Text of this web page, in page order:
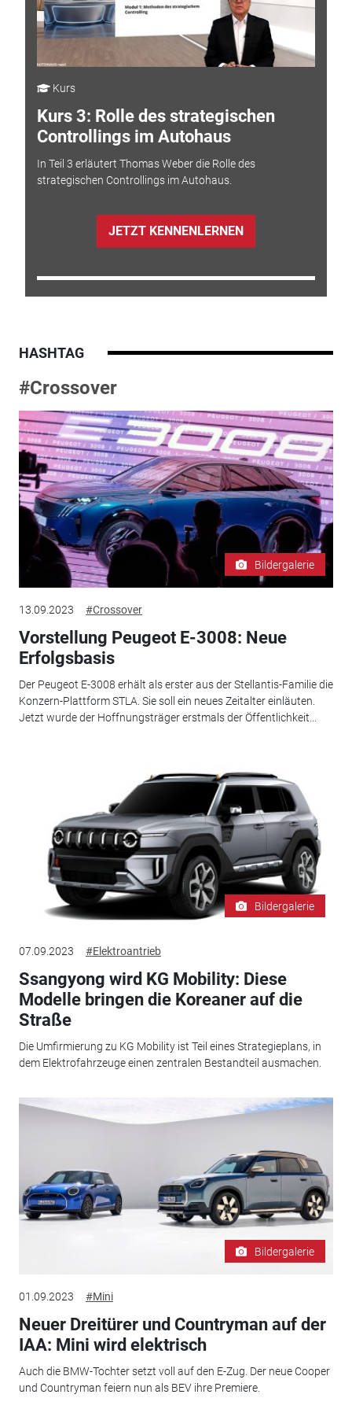
Kurs
Kurs 3: Rolle des strategischen
Controllings im Autohaus
In Teil 3 erläutert Thomas Weber die Rolle des
strategischen Controllings im Autohaus.
JETZT KENNENLERNEN
HASHTAG
#Crossover
Bildergalerie
13.09.2023 #Crossover
Vorstellung Peugeot E-3008: Neue
Erfolgsbasis
Der Peugeot E-3008 erhält als erster aus der Stellantis-Familie die
Konzern-Plattform STLA. Sie soll ein neues Zeitalter einläuten.
Jetzt wurde der Hoffnungsträger erstmals der Öffentlichkeit...
Bildergalerie
07.09.2023 #Elektroantrieb
Ssangyong wird KG Mobility: Diese
Modelle bringen die Koreaner auf die
Straße
Die Umfirmierung zu KG Mobility ist Teil eines Strategieplans, in
dem Elektrofahrzeuge einen zentralen Bestandteil ausmachen.
Bildergalerie
01.09.2023 #Mini
Neuer Dreitürer und Countryman auf der
IAA: Mini wird elektrisch
Auch die BMW-Tochter setzt voll auf den E-Zug. Der neue Cooper
und Countryman feiern nun als BEV ihre Premiere.